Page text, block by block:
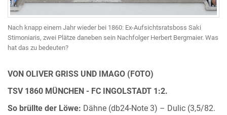
Nach knapp einem Jahr wieder bei 1860: Ex-Aufsichtsratsboss Saki
Stimoniaris, zwei Plätze daneben sein Nachfolger Herbert Bergmaier. Was
hat das zu bedeuten?
VON OLIVER GRISS UND IMAGO (FOTO)
TSV 1860 MÜNCHEN - FC INGOLSTADT 1:2.
So brüllte der Löwe: Dähne (db24-Note 3) – Dulic (3,5/82.